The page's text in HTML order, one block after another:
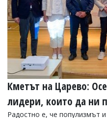
Кметът на Царево:
лидери, които да ни
Радостно е, че популизмът